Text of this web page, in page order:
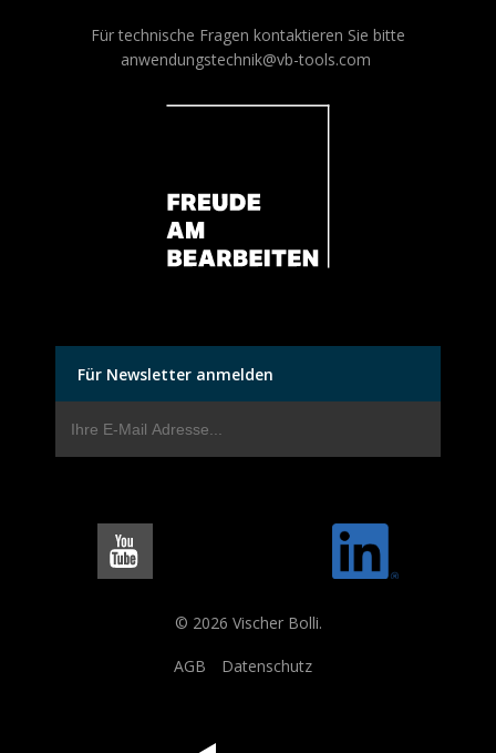
Für technische Fragen kontaktieren Sie bitte
anwendungstechnik@vb-tools.com
Für Newsletter anmelden
© 2026 Vischer Bolli.
AGB Datenschutz